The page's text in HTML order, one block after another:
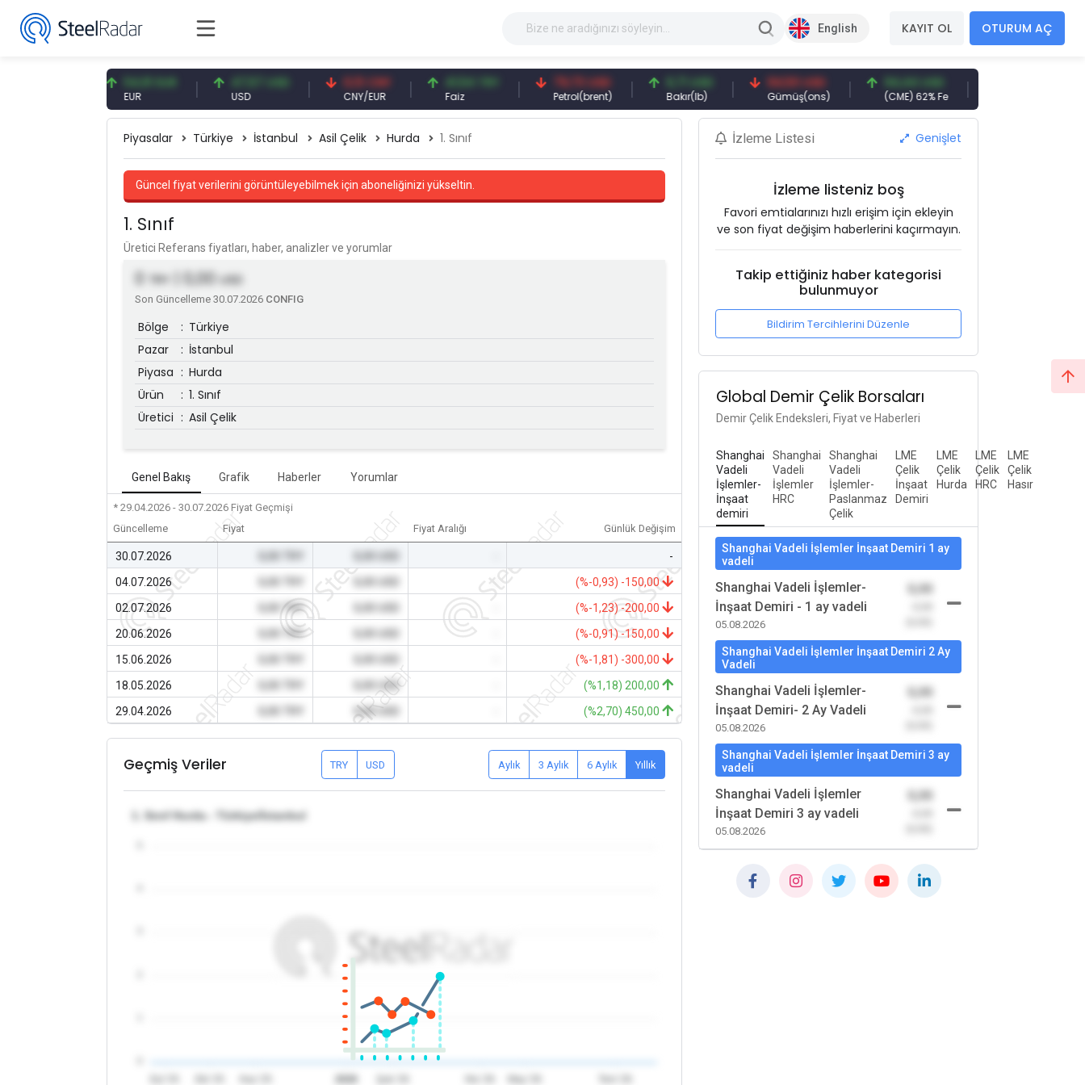
English KAYIT OL OTURUM AÇ
54,91 EUR 47,57 USD
USD
0,13 CNY
CNY/EUR
41,54 TRY
Faiz
79,73 USD
Petrol(brent)
6,71 USD
Bakır(lb)
94,50 USD
Gümüş(ons)
94,44 USD
(CME) 62% Fe
377,25 USD
Gemi Söküm
Piyasalar Türkiye İstanbul Asil Çelik Hurda 1. Sınıf
Güncel fiyat verilerini görüntüleyebilmek için aboneliğinizi yükseltin.
1. Sınıf
Üretici Referans fiyatları, haber, analizler ve yorumlar
TRY | 0,00 USD
Son Güncelleme 30.07.2026 CONFIG
Bölge : Türkiye
Pazar
: İstanbul
Piyasa : Hurda
Ürün
: 1. Sınıf
Üretici : Asil Çelik
Genel Bakış Grafik Haberler Yorumlar
* 29.04.2026 - 30.07.2026 Fiyat Geçmişi
Güncelleme
Fiyat Fiyat Aralığı Günlük Değişim
30.07.2026
-
04.07.2026
-
(%-0,93) -150,00
02.07.2026
0,00 TRY
(%-1,23) -200,00
20.06.2026
0,00 TRY
(%-0,91) -150,00
15.06.2026
(%-1,81) -300,00
18.05.2026
0,00 USD
(%1,18) 200,00
29.04.2026
0,00 USD (%2,70) 450,00
Geçmiş Veriler TRY USD Aylık 3 Aylık 6 Aylık Yıllık
1. Sınıf Hurda - Türkiye/İstanbul
İzleme Listesi Genişlet
İzleme listeniz boş
Favori emtialarınızı hızlı erişim için ekleyin
ve son fiyat değişim haberlerini kaçırmayın.
Takip ettiğiniz haber kategorisi
bulunmuyor
Bildirim Tercihlerini Düzenle
Global Demir Çelik Borsaları
Demir Çelik Endeksleri, Fiyat ve Haberleri
Shanghai
Vadeli
İşlemler-
İnşaat
demiri
Shanghai
Vadeli
İşlemler
HRC
Shanghai
Vadeli
İşlemler-
Paslanmaz
Çelik
LME
Çelik
İnşaat
Demiri
LME
Çelik
Hurda
LME
Çelik
HRC
LME
Çelik
Hasır
Shanghai Vadeli İşlemler İnşaat Demiri 1 ay
vadeli
Shanghai Vadeli İşlemler-
İnşaat Demiri - 1 ay vadeli
05.08.2026
Shanghai Vadeli İşlemler İnşaat Demiri 2 Ay
Vadeli
Shanghai Vadeli İşlemler-
İnşaat Demiri- 2 Ay Vadeli
05.08.2026
Shanghai Vadeli İşlemler İnşaat Demiri 3 ay
vadeli
Shanghai Vadeli İşlemler
İnşaat Demiri 3 ay vadeli
05.08.2026